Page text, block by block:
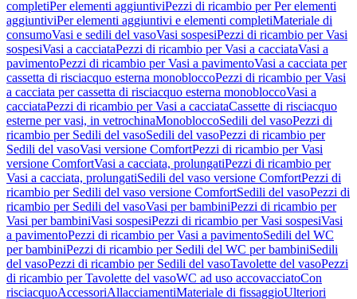
completiPer elementi aggiuntiviPezzi di ricambio per Per elementi
aggiuntiviPer elementi aggiuntivi e elementi completiMateriale di
consumoVasi e sedili del vasoVasi sospesiPezzi di ricambio per Vasi
sospesiVasi a cacciataPezzi di ricambio per Vasi a cacciataVasi a
pavimentoPezzi di ricambio per Vasi a pavimentoVasi a cacciata per
cassetta di risciacquo esterna monobloccoPezzi di ricambio per Vasi
a cacciata per cassetta di risciacquo esterna monobloccoVasi a
cacciataPezzi di ricambio per Vasi a cacciataCassette di risciacquo
esterne per vasi, in vetrochinaMonobloccoSedili del vasoPezzi di
ricambio per Sedili del vasoSedili del vasoPezzi di ricambio per
Sedili del vasoVasi versione ComfortPezzi di ricambio per Vasi
versione ComfortVasi a cacciata, prolungatiPezzi di ricambio per
Vasi a cacciata, prolungatiSedili del vaso versione ComfortPezzi di
ricambio per Sedili del vaso versione ComfortSedili del vasoPezzi di
ricambio per Sedili del vasoVasi per bambiniPezzi di ricambio per
Vasi per bambiniVasi sospesiPezzi di ricambio per Vasi sospesiVasi
a pavimentoPezzi di ricambio per Vasi a pavimentoSedili del WC
per bambiniPezzi di ricambio per Sedili del WC per bambiniSedili
del vasoPezzi di ricambio per Sedili del vasoTavolette del vasoPezzi
di ricambio per Tavolette del vasoWC ad uso accovacciatoCon
risciacquoAccessoriAllacciamentiMateriale di fissaggioUlteriori